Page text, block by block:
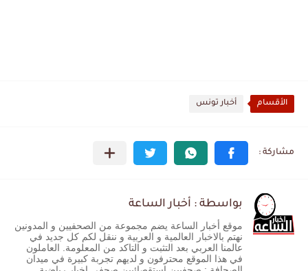
الأقسام أخبار تونس
بواسطة : أخبار الساعة
موقع أخبار الساعة يضم مجموعة من الصحفيين و المدونين
نهتم بالاخبار العالمية و العربية و ننقل لكم كل جديد في
عالمنا العربي بعد التثبت و التاكد من المعلومة. العاملون
في هذا الموقع محترفون و لديهم تجربة كبيرة في ميدان